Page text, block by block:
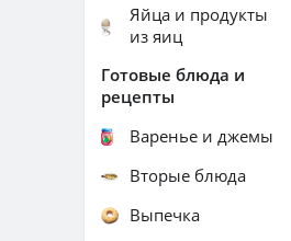
Яйца и продукты
из яиц
Готовые блюда и
рецепты
Варенье и джемы
Вторые блюда
Выпечка